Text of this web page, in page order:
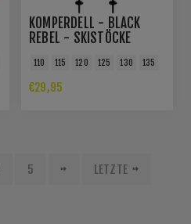
KOMPERDELL - BLACK
REBEL - SKISTÖCKE
110 115 120 125 130 135
€29,95
5 LETZTE